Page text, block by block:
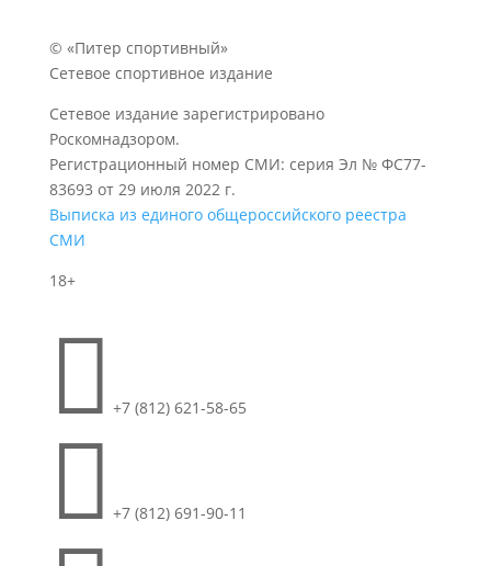
© «Питер спортивный»
Сетевое спортивное издание
Сетевое издание зарегистрировано
Роскомнадзором.
Регистрационный номер СМИ: серия Эл № ФС77-
83693 от 29 июля 2022 г.
Выписка из единого общероссийского реестра
СМИ
18+
 +7 (812) 621-58-65
 +7 (812) 691-90-11